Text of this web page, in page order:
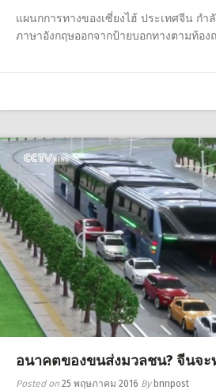
แผนกการทางของเซี่ยงไฮ้ ประเทศจีน ก
ภาษาอังกฤษออกจากป้ายบอกทางตามท้อง
อนาคตของขนส่งมวลชน? จีนจะ
Posted on 25 พฤษภาคม 2016 By bnnpost